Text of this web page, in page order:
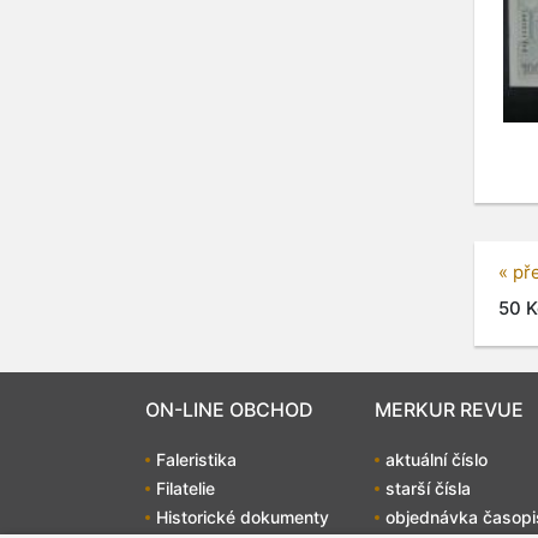
«
50
ON-LINE OBCHOD
Faleristika
Filatelie
Historické dokumenty
MERKUR REVUE
aktuální číslo
starší čísla
objednávka